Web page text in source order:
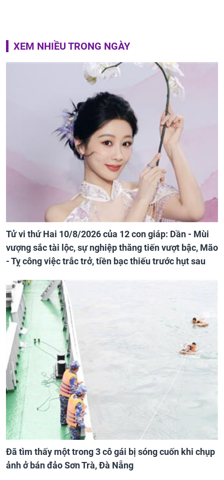
XEM NHIỀU TRONG NGÀY
Tử vi thứ Hai 10/8/2026 của 12 con giáp: Dần - Mùi
vượng sắc tài lộc, sự nghiệp thăng tiến vượt bậc, Mão
- Tỵ công việc trắc trở, tiền bạc thiếu trước hụt sau
Đã tìm thấy một trong 3 cô gái bị sóng cuốn khi chụp
ảnh ở bán đảo Sơn Trà, Đà Nẵng